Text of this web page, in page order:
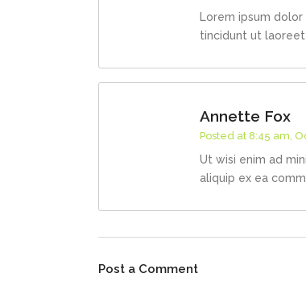
Lorem ipsum
tincidunt ut
Annette Fox
Posted at 8:45 am,
Ut wisi enim ad
aliquip ex ea
Post a Comment